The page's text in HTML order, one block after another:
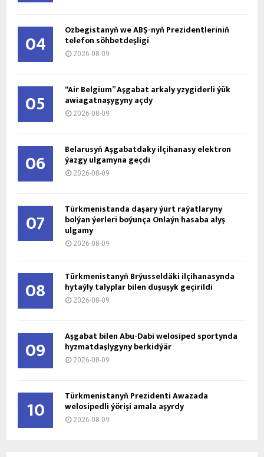
04 Özbegistanyň we ABŞ-nyň Prezidentleriniň
telefon söhbetdeşligi
2026-08-09
05 “Air Belgium” Aşgabat arkaly yzygiderli ýük
awiagatnaşygyny açdy
2026-08-09
06 Belarusyň Aşgabatdaky ilçihanasy elektron
ýazgy ulgamyna geçdi
2026-08-09
07 Türkmenistanda daşary ýurt raýatlaryny
bolýan ýerleri boýunça Onlaýn hasaba alyş
ulgamy
2026-08-09
08 Türkmenistanyň Brýusseldäki ilçihanasynda
hytaýly talyplar bilen duşuşyk geçirildi
2026-08-09
09 Aşgabat bilen Abu-Dabi welosiped sportynda
hyzmatdaşlygyny berkidýär
2026-08-09
10 Türkmenistanyň Prezidenti Awazada
welosipedli ýörişi amala aşyrdy
2026-08-09